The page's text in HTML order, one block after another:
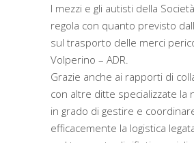
I mezzi e gli autisti della
regola con quanto previsto
sul trasporto delle merci
Volperino – ADR.
Grazie anche ai rapporti di
con altre ditte specializzate la
in grado di gestire e
efficacemente la logistica